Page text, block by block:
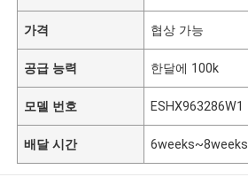
가격 협상 가능
공급 능력 한달에 100k
모델 번호 ESHX963286W1
배달 시간 6weeks~8weeks